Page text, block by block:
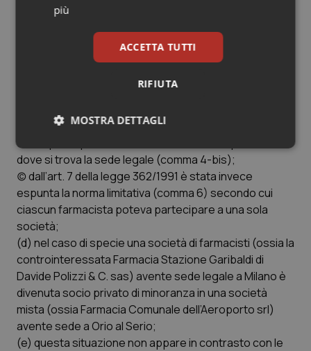
persone fisiche, alle società di persone e alle società
impone alle società quale oggetto esclusivo la
gestione di una farmacia limitando la qualità di socio agli
ciascuna società possa essere titolare dell'esercizio
di non più di quattro farmacie ubicate nella provincia
dove si trova la sede legale (comma 4-bis);
(c) dall’art. 7 della legge 362/1991 è stata invece
espunta la norma limitativa (comma 6) secondo cui
ciascun farmacista poteva partecipare a una sola
società;
(d) nel caso di specie una società di farmacisti (ossia la
controinteressata Farmacia Stazione Garibaldi di
Davide Polizzi & C. sas) avente sede legale a Milano è
divenuta socio privato di minoranza in una società
mista (ossia Farmacia Comunale dell’Aeroporto srl)
avente sede a Orio al Serio;
(e) questa situazione non appare in contrasto con le
più
ACCETTA TUTTI
RIFIUTA
MOSTRA DETTAGLI
Necessari Statistici Marketing
Necessari Statistici Marketing
I cookie necessari contribuiscono a rendere fruibile il
sito web abilitandone funzionalità di base quali la
navigazione sulle pagine e l'accesso alle aree
protette del sito. Il sito web non è in grado di
funzionare correttamente senza questi cookie.
Nome
Fornitore/Dominio